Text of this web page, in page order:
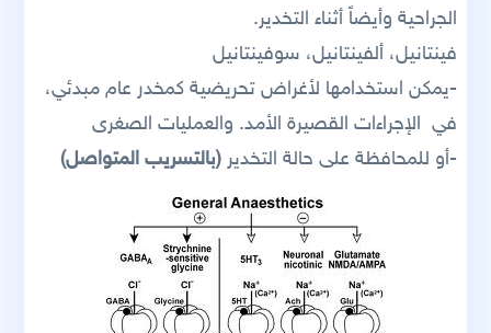
الجراحية وأيضاً أثناء التخدير.
فينتانيل، ألفينتانيل، سوفينتانيل
-يمكن استخدامها لأغراض تحريضية كمخدر عام مبدئي،
في الإجراءات القصيرة الأمد. والعمليات الصغرى
-أو للمحافظة على حالة التخدير(بالتسريب المتواصل)